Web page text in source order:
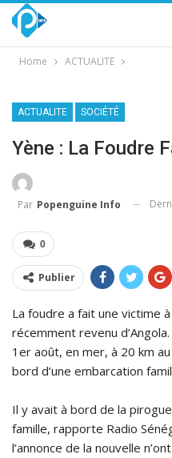
Home ACTUALITE
ACTUALITE SOCIÉTÉ
Yène : La Foudre
Par Popenguine Info
0
Publier
La foudre a fait une victime à
récemment revenu
1er août, en mer, à 20 km
bord d’une embarcation
Il y avait à bord de la
famille, rapporte Radio
l’annonce de la nouvelle